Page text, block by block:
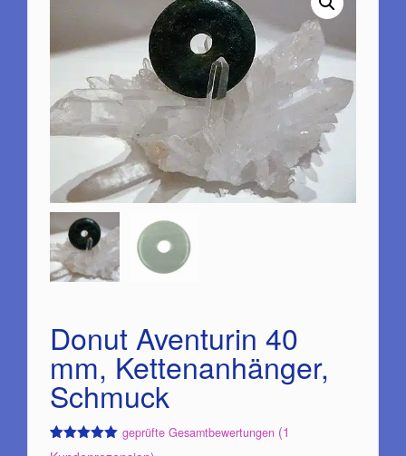
Donut Aventurin 40
mm, Kettenanhänger,
Schmuck
Bewertet
1
geprüfte Gesamtbewertungen (1